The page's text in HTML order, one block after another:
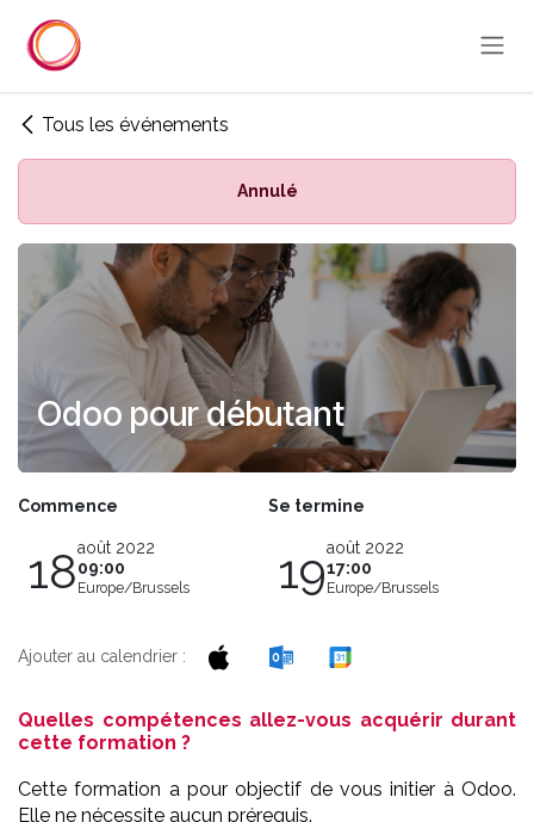
Tous les événements
Annulé
Odoo pour débutant
Commence
18août 2022
09:00
Europe/Brussels
Se termine
19août 2022
17:00
Europe/Brussels
Ajouter au calendrier :
Quelles compétences allez-vous acquérir durant
cette formation ?
Cette formation a pour objectif de vous initier à Odoo.
Elle ne nécessite aucun prérequis.